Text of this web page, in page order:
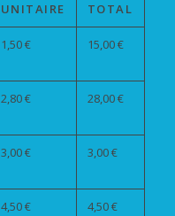
UNITAIRE
TOTAL
1,50 € 15,00 €
2,80 € 28,00 €
3,00 € 3,00 €
4,50 € 4,50 €